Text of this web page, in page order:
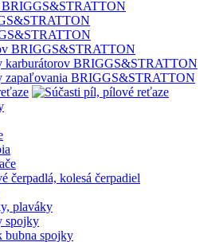
BRIGGS&STRATTON
karburátorov BRIGGS&STRATTON
zapaľovania BRIGGS&STRATTON
čerpadlá, kolesá čerpadiel
plaváky
spojky
bubna spojky